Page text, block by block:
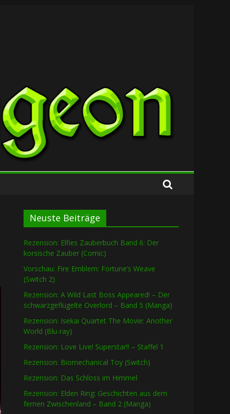
Neuste Beiträge
Rezension: Elfies Zauberbuch Band 6: Der
korsische Zauber (Comic)
Vorschau: Fire Emblem: Fortune’s Weave
(Switch 2)
Rezension: A Wild Last Boss Appeared! – Der
schwarzgeflügelte Overlord – Band 5 (Manga)
Rezension: Isekai Quartet The Movie: Another
World (Blu-ray)
Rezension: Love Live! Superstar!! – Staffel 1
Rezension: Biomechanical Toy (Switch)
Rezension: Das Schloss im Himmel
Rezension: Elden Ring: Geschichten aus dem
fernen Zwischenland – Band 2 (Manga)